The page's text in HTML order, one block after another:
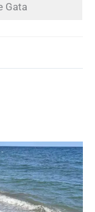
Gata